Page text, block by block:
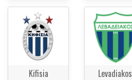
Kifisia Levadiakos